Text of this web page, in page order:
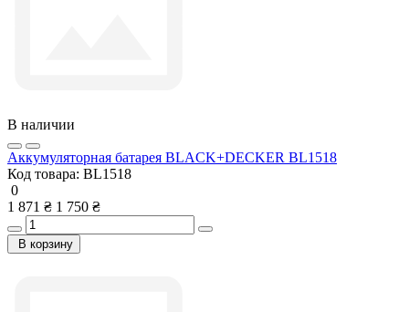
В наличии
Аккумуляторная батарея BLACK+DECKER BL1518
Код товара: BL1518
0
1 871 ₴ 1 750 ₴
В корзину